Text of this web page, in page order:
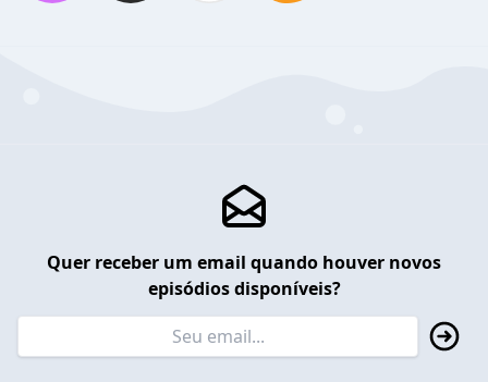
Quer receber um email quando houver novos
episódios disponíveis?